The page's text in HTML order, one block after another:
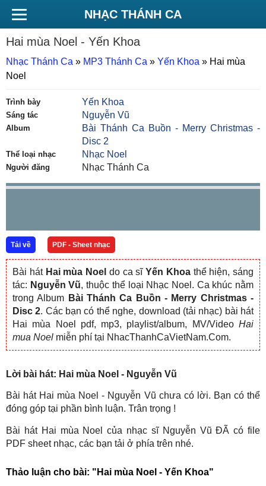
NHẠC THÁNH CA
Hai mùa Noel - Yến Khoa
Nhạc Thánh Ca » MP3 Thánh Ca » Yến Khoa » Hai mùa
Noel
Trình bày Yến Khoa
Sáng tác Nguyễn Vũ
Album
Bài Thánh Ca Buồn - Merry Christmas -
Disc 2
Thể loại nhạc Nhạc Noel
Người đăng Nhạc Thánh Ca
Tải về PDF - Sheet nhạc
Bài hát Hai mùa Noel do ca sĩ Yến Khoathể hiện, sáng
tác: Nguyễn Vũ, thuộc thể loại Nhạc Noel. Ca khúc nằm
trong Album Bài Thánh Ca Buồn - Merry Christmas -
Disc 2. Các bạn có thể nghe, download (tải nhạc) bài hát
Hai mùa Noel pdf, mp3, playlist/album, MV/Video Hai
mua Noel miễn phí tại NhacThanhCaVietNam.Com.
Lời bài hát: Hai mùa Noel - Nguyễn Vũ
Bài hát Hai mùa Noel - Nguyễn Vũ chưa có lời. Bạn có thể
đóng góp tại phần bình luận. Trân trọng !
Bài hát Hai mùa Noel của nhạc sĩ Nguyễn Vũ ĐÃ có file
PDF sheet nhạc, các bạn tải ở phía trên nhé.
Thảo luận cho bài: "Hai mùa Noel - Yến Khoa"